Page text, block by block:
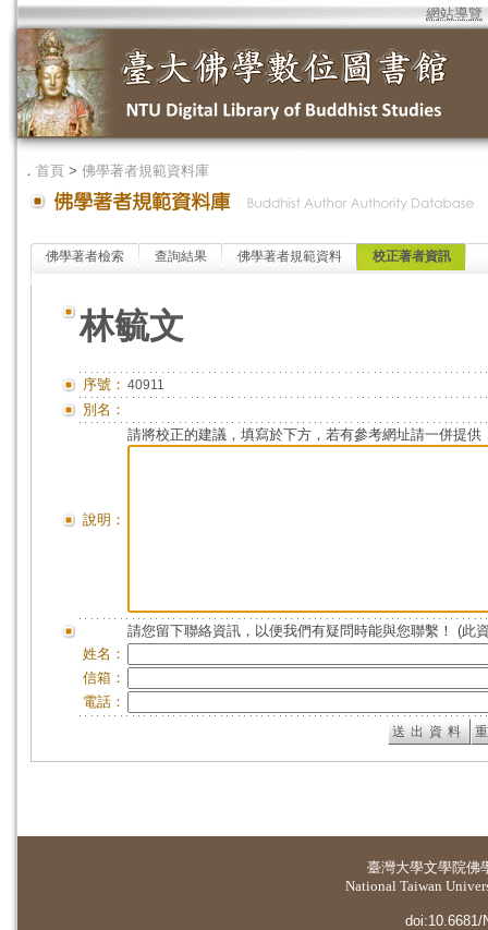
網站導覽
． 首頁 > 佛學著者規範資料庫
佛學著者檢索 查詢結果 佛學著者規範資料 校正著者資訊
林毓文
序號： 40911
別名：
說明：
請將校正的建議，填寫於下方，若有參考網址請一併提供
請您留下聯絡資訊，以便我們有疑問時能與您聯繫！ (此
姓名：
信箱：
電話：
臺灣大學文學院佛
National Taiwan
doi:10.6681/